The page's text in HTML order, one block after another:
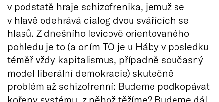
v podstatě hraje schizofrenika, jemuž se
v hlavě odehrává dialog dvou svářících se
hlasů. Z dnešního levicově orientovaného
pohledu je to (a oním TO je u Háby v posledku
téměř vždy kapitalismus, případně současný
model liberální demokracie) skutečně
problém až schizofrenní: Budeme podkopávat
kořeny systému, z něhož těžíme? Budeme dál